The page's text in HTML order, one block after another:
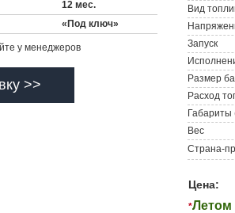
12 мес.
«Под ключ»
у менеджеров
>>
Вид
Запуск
Размер
Расход
Вес
Страна-
Цена:
*Летом